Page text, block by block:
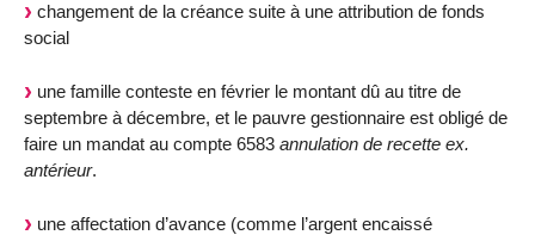
changement de la créance suite à une attribution de fonds
social
une famille conteste en février le montant dû au titre de
septembre à décembre, et le pauvre gestionnaire est obligé de
faire un mandat au compte 6583 annulation de recette ex.
antérieur.
une affectation d’avance (comme l’argent encaissé